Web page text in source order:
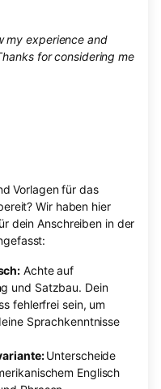
my experience and
for considering me
Vorlagen für das
Wir haben hier
dein Anschreiben in der
Achte auf
und Satzbau. Dein
fehlerfrei sein, um
Sprachkenntnisse
Unterscheide
Englisch